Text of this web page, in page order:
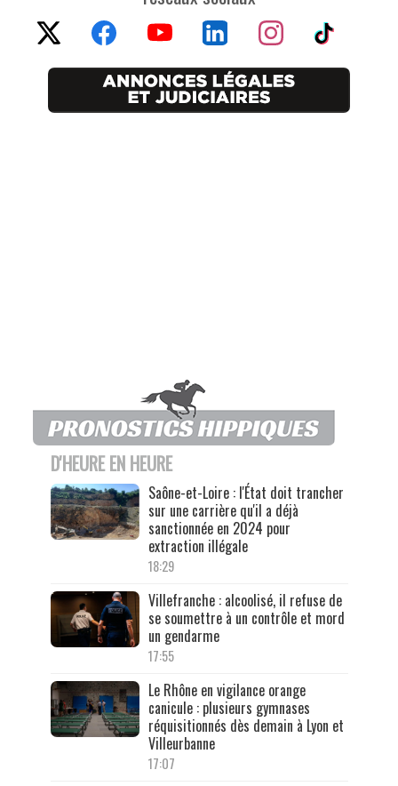
D'HEURE EN HEURE
Saône-et-Loire : l'État doit trancher
sur une carrière qu'il a déjà
sanctionnée en 2024 pour
extraction illégale
18:29
Villefranche : alcoolisé, il refuse de
se soumettre à un contrôle et mord
un gendarme
17:55
Le Rhône en vigilance orange
canicule : plusieurs gymnases
réquisitionnés dès demain à Lyon et
Villeurbanne
17:07